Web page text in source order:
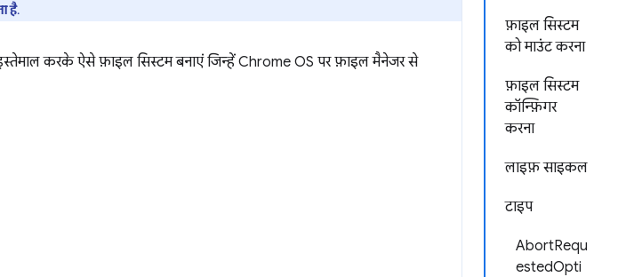
फ़ाइल सिस्टम
को माउंट करना
फ़ाइल सिस्टम
कॉन्फ़िगर
करना
लाइफ़ साइकल
टाइप
AbortRequ
estedOpti
है.
करके ऐसे फ़ाइल सिस्टम बनाएं जिन्हें Chrome OS पर फ़ाइल मैनेजर से